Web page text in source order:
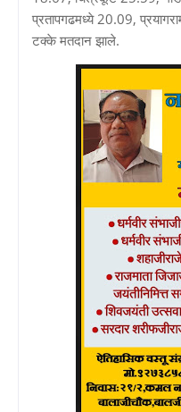
प्रतापगढमध्ये 20.09,
टक्के मतदान झाले.